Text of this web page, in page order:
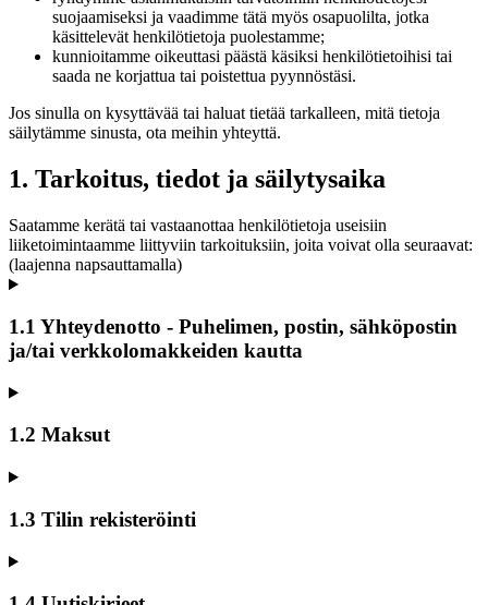
suojaamiseksi ja vaadimme tätä myös osapuolilta, jotka
käsittelevät henkilötietoja puolestamme;
kunnioitamme oikeuttasi päästä käsiksi henkilötietoihisi tai
saada ne korjattua tai poistettua pyynnöstäsi.
Jos sinulla on kysyttävää tai haluat tietää tarkalleen, mitä tietoja
säilytämme sinusta, ota meihin yhteyttä.
1. Tarkoitus, tiedot ja säilytysaika
Saatamme kerätä tai vastaanottaa henkilötietoja useisiin
liiketoimintaamme liittyviin tarkoituksiin, joita voivat olla seuraavat:
(laajenna napsauttamalla)
1.1 Yhteydenotto - Puhelimen, postin, sähköpostin
ja/tai verkkolomakkeiden kautta
1.2 Maksut
1.3 Tilin rekisteröinti